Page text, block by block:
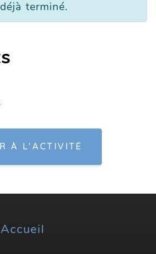
terminé.
À L'ACTIVITÉ
Accueil